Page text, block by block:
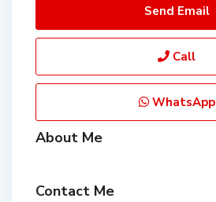
Send Email
Call
WhatsApp
About Me
Contact Me